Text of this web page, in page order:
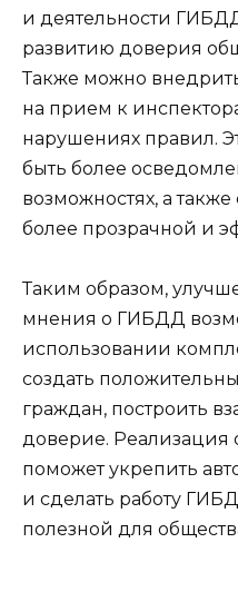
и деятельности
развитию доверия
Также можно
на прием к
нарушениях правил.
быть более
возможностях, а
более прозрачной и
Таким образом,
мнения о ГИБДД
использовании
создать
граждан, построить
доверие.
поможет укрепить
и сделать работу
полезной для